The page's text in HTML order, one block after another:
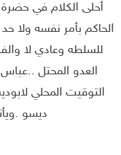
أحلى الكلام في
الحاكم بأمر نفسه
للسلطه وعادي لا
العدو المحتل
التوقيت المحلي
ديسو